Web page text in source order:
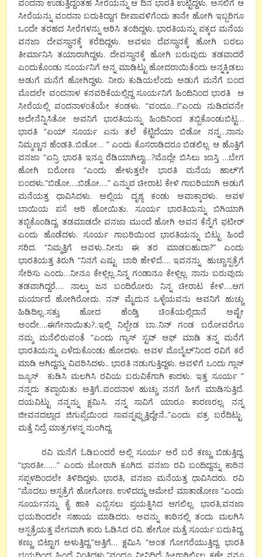
ವಂದನಾ ಉಡುತ್ತಿದ್ದಂತಹ ಸೀರೆಯನ್ನು ಆ ದಿನ ಭಾರತಿ ಉಟ್ಟಿದ್ದಳು. ಅಸಲಿಗೆ ಆ
ಸೀರೆಯನ್ನು ವಂದನಾ ಬದುಕಿದ್ದಾಗ ದೀಪಾವಳಿಗೆಂದು ತಾನೇ ಹೋಗಿ ಇಬ್ಬರಿಗೂ
ಒಂದೇ ತರಹದ ಸೀರೆಗಳನ್ನು ಆರಿಸಿ ತಂದಿದ್ದಳು. ಭಾರತಿಯನ್ನು ಪಕ್ಕದ ಮನೆಯ
ವನಜಾ ದೇವಸ್ಥಾನಕ್ಕೆ ಕರೆದಿದ್ದಳು. ಅವಳೂ ದೆವಸ್ಥಾನಕ್ಕೆ ಹೋಗಿ ಬರಲು
ತೀರ್ಮಾನಿಸಿ ತಯಾರಾಗಿದ್ದಳು. ದೇವಸ್ಥಾನಕ್ಕೆ ಹೋಗಿ ಬರುವುದು ತಡವಾದರೆ
ಎಂದುಕೊಂಡು ಸೂರ್ಯನಿಗೆ ಅನ್ನ ಮಾಡಿಟ್ಟು ಹೋದರಾಯಿತೆಂದು ಅನ್ನಕ್ಕಿಡಲು
ಅಡುಗೆ ಮನೆಗೆ ಹೋಗಿದ್ದಳು. ನೀರು ಕುಡಿಯಲೆಂದು ಅಡುಗೆ ಮನೆಗೆ ಬಂದ
ಮೊದಲೇ ವಂದನಾಳ ಕನವರಿಕೆಯಲ್ಲಿದ್ದ ಸೂರ್ಯನಿಗೆ ಹಿಂದಿನಿಂದ ಭಾರತಿ ಆ
ಸೀರೆಯಲ್ಲಿ ವಂದನಾಳಂತೆಯೇ ಕಂಡಳು. “ವಂದೂ…!”ಎಂದು ನುಡಿದವನೇ
ಅದೇನೆನ್ನಿಸಿತೋ ಅವನಿಗೆ ಭಾರತಿಯನ್ನು ಹಿಂದಿನಿಂದ ತಬ್ಬಿಕೊಂಡುಬಿಟ್ಟ…
ಭಾರತಿ “ಏಯ್ ಸೂರ್ಯ ಏನು ತಲೆ ಕೆಟ್ಟಿದೆಯಾ ಬಿಡೋ ನನ್ನ…ನಾನು
ನಿಮ್ಮಣ್ಣನ ಹೆಂಡತಿ..ಬಿಡೋ… ” ಎಂದು ಕೊಸರಾಡಿದರೂ ಬಿಡಲಿಲ್ಲ. ಆ ಹೊತ್ತಿಗೆ
ವನಜಾ “ಏನ್ರಿ ಭಾರತಿ ಇನ್ನೂ ರೆಡಿಯಾಗಿಲ್ವಾ…?ಮೊದ್ಲೇ ಬಿಸಿಲು ಜಾಸ್ತಿ …ಬೇಗ
ಹೋಗಿ ಬರೋಣ “ಎಂದು ಹೇಳುತ್ತಲೇ ಭಾರತಿ ಮನೆಯ ಹಾಲ್’ಗೆ
ಬಂದಳು.”ಬಿಡೋ….ಬಿಡೋ….” ಎನ್ನುವ ಚೀರಾಟ ಕೇಳಿ ಗಾಬರಿಯಾಗಿ ಅಡುಗೆ
ಮನೆಯತ್ತ ಧಾವಿಸಿದಳು. ಅಲ್ಲಿಯ ದೃಶ್ಯ ಕಂಡು ಅವಾಕ್ಕಾದಳು. ಅವಳ
ಬಾಯಿಯ ಪಸೆ ಆರಿ ಹೋಯಿತು. ಸೂರ್ಯ ಭಾರತಿಯನ್ನು ಬಿಗಿಯಾಗಿ
ತಬ್ಬಿಕೊಂಡಿದ್ದ. ತಡಮಾಡದೇ ವನಜಾ ಮುಂದೆ ಹೋಗಿ ಅವನ ಕೆನ್ನೆಗೆ ಫಟೀರ್
ಎಂದು ಹೊಡೆದಳು. ಸೂರ್ಯ ಗಾಬರಿಯಿಂದ ಭಾರತಿಯನ್ನು ಬಿಟ್ಟು ಹಿಂದೆ
ಸರಿದ. “ನಿಮ್ಮತ್ತಿಗೆ ಅವಳು..ನೀನು ಈ ತರ ಮಾಡಬಹುದಾ?” ಎಂದು
ಭಾರತಿಯತ್ತ ತಿರುಗಿ “ನಿನಗೆ ಎಷ್ಟು ಬಾರಿ ಹೇಳಿದೆ…. ಇವನನ್ನು ಹುಚ್ಚಾಸ್ಪತ್ರೆಗೆ
ಸೇರಿಸು ಎಂದು…ನೀನೂ ಕೇಳ್ಲಿಲ್ಲ..ನಿನ್ನ ಗಂಡಾನೂ ಕೇಳ್ಲಿಲ್ಲ. ನಾನು ಬರುವುದು
ತಡವಾಗಿದ್ದರೆ…. ನಾಲ್ಕು ಜನ ಬಂದಿರೋರು ನಿನ್ನ ಚೀರಾಟ ಕೇಳಿ….ಆಗ
ಮರ್ಯಾದೆ ಹೋಗಿರೋದು. ನನ್ ಮೈದುನ ಒಳ್ಳೆಯವನು ಅವನಿಗೆ ಹುಚ್ಚು
ಹಿಡಿದಿಲ್ಲ..ಸತ್ತು ಹೋದ ಹೆಂಡ್ತಿ ಚಿಂತೆಯಲ್ಲಿದಾನೆ ಅಷ್ಟೇ
ಅಂದೇ….ಈಗೇನಾಯಿತು?..ಇಲ್ಲಿ ನಿಲ್ಬೇಡ ಬಾ..ನಿನ್ ಗಂಡ ಬರೋವರೆಗೂ
ನಮ್ಮ ಮನೆಲಿರುವಂತೆ “ಎಂದು ಗ್ಯಾಸ್ ಸ್ಟವ್ ಆಫ್ ಮಾಡಿ ತನ್ನ ಮನೆಗೆ
ಭಾರತಿಯನ್ನು ಎಳೆದುಕೊಂಡು ಹೋದಳು. ಅವಳ ಮೊಬೈಲ್’ನಿಂದ ರವಿಗೆ ಕರೆ
ಮಾಡಿ ಆಗಿದ್ದನ್ನು ವಿವರಿಸಿದಳು.. ಭಾರತಿ ನಡುಗುತ್ತಿದ್ದಳು. ಅವಳಿಗೆ ಒಂದು ಗ್ಲಾಸ್
ಜ್ಯೂಸ್ ಕುಡಿಸಿ ಮಲಗಿಸಿ ರವಿಯ ಬರುವಿಕೆಗಾಗಿ ಕಾದಳು. ಇತ್ತ ಸೂರ್ಯ ”
ನನ್ನದು ತಪ್ಪಾಯಿತು ಅತ್ತಿಗೆ..ವಂದನಾಳ ಹುಚ್ಚು ನನಗೆ ಹೀಗೆ ಮಾಡಿಸುತ್ತಿದೆ.
ದಯವಿಟ್ಟು ನನ್ನನ್ನು ಕ್ಷಮಿಸಿ. ನನ್ನ ಸಾವಿಗೆ ಯಾರೂ ಕಾರಣರಲ್ಲ. ನನ್ನ
ಜೀವನದಲ್ಲಾದ ಜಿಗುಪ್ಸೆಯಿಂದ ಸಾವನ್ನಪ್ಪುತ್ತಿದ್ದೇನೆ..”ಎಂದು ಪತ್ರ ಬರೆದಿಟ್ಟು
ಮತ್ತೆ ನಿದ್ರೆ ಮಾತ್ರಗಳನ್ನ ನುಂಗಿದ್ದ.
ರವಿ ಮನೆಗೆ ಓಡಿಬಂದರೆ ಅಲ್ಲಿ ಸೂರ್ಯ ಅರೆ ಬರೆ ಕಣ್ಣು ಬಿಡುತ್ತಿದ್ದ.
“ಭಾರತೀ……” ಎಂದು ಜೋರಾಗಿ ಕೂಗಿದ. ವನಜಾ ರವಿ ಬಂದಿದ್ದನ್ನು ಕಾರಿನ
ಸಪ್ಪಳದಿಂದಲೇ ತಿಳಿದಿದ್ದಳು. ಭಾರತಿ, ವನಜಾ ಮನೆಯತ್ತ ಧಾವಿಸಿದರು. ರವಿ
“ಮೊದಲು ಆಸ್ಪತ್ರೆಗೆ ಹೋಗೋಣ. ಉಳಿದದ್ದು ಆಮೇಲೆ ಮಾತಾಡೋಣ “ಎಂದು
ಸೂರ್ಯನನ್ನು ಕೈ ಹಾಕಿ ಎಬ್ಬಿಸಲು ಪ್ರಯತ್ನಿಸಿದ ಆಗಲಿಲ್ಲ. ಭಾರತಿ,ವನಜಾ
ಭಯದಿಂದಲೇ ಸಹಾಯ ಮಾಡಿದರು. ಅವನ್ನು ಕಾರಿನಲ್ಲಿ ತಂದು ಮಲಗಿಸಿ
ಆಸ್ಪತ್ರೆಯತ್ತ ವೇಗವಾಗಿ ಕಾರು ಓಡಿಸಿದ ರವಿ. ಹೇಗೋ ಮತ್ತೆ ಸೂರ್ಯ ಬದುಕಿದ್ದ.
ಕಣ್ಣು ಬಿಟ್ಟಾಗ ಅಳುತ್ತಿದ್ದ.”ಅತ್ತಿಗೆ… ಕ್ಷಮಿಸಿ “ಅಂತ ಗೋಗರೆಯುತ್ತಿದ್ದ. ಭಾರತಿ